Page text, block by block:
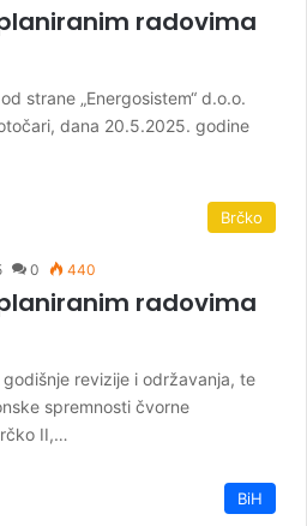
planiranim radovima
strane „Energosistem“ d.o.o.
dana 20.5.2025. godine
Brčko
0 440
planiranim radovima
revizije i održavanja, te
spremnosti čvorne
II,…
BiH